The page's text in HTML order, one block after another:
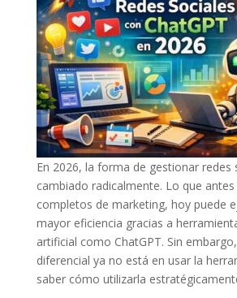
En 2026, la forma de gestionar redes
cambiado radicalmente. Lo que
completos de marketing, hoy puede
mayor eficiencia gracias a
artificial como ChatGPT. Sin
diferencial ya no está en usar la
saber cómo utilizarla